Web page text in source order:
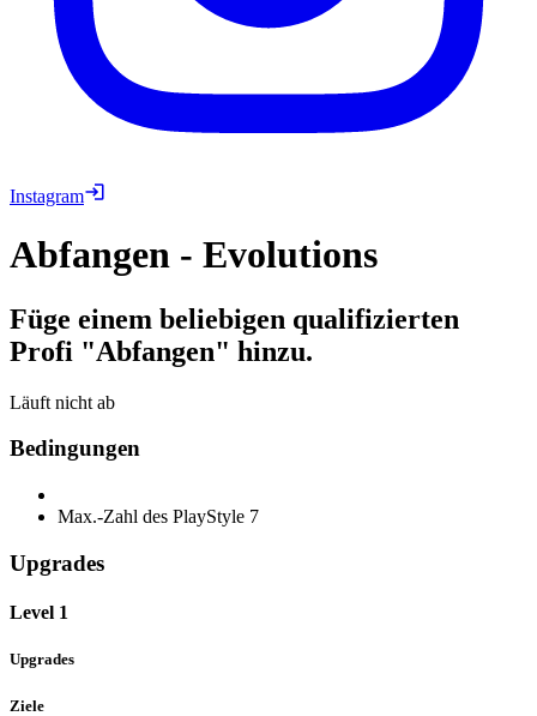
Instagram
Abfangen - Evolutions
Füge einem beliebigen qualifizierten
Profi "Abfangen" hinzu.
Läuft nicht ab
Bedingungen
Max.-Zahl des PlayStyle 7
Upgrades
Level 1
Upgrades
Ziele